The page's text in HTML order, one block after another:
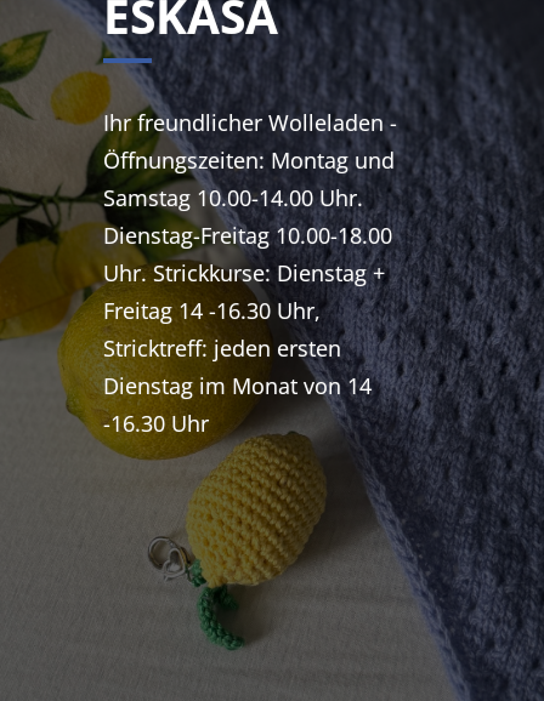
ESKASA
Ihr freundlicher Wolleladen -
Öffnungszeiten: Montag und
Samstag 10.00-14.00 Uhr.
Dienstag-Freitag 10.00-18.00
Uhr. Strickkurse: Dienstag +
Freitag 14 -16.30 Uhr,
Stricktreff: jeden ersten
Dienstag im Monat von 14
-16.30 Uhr